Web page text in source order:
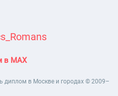
в MAX
диплом в Москве и городах © 2009–